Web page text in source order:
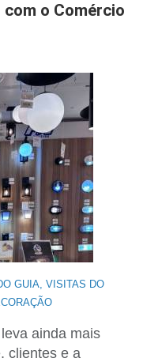
com o Comércio
GUIA, VISITAS DO
ainda mais
clientes e a